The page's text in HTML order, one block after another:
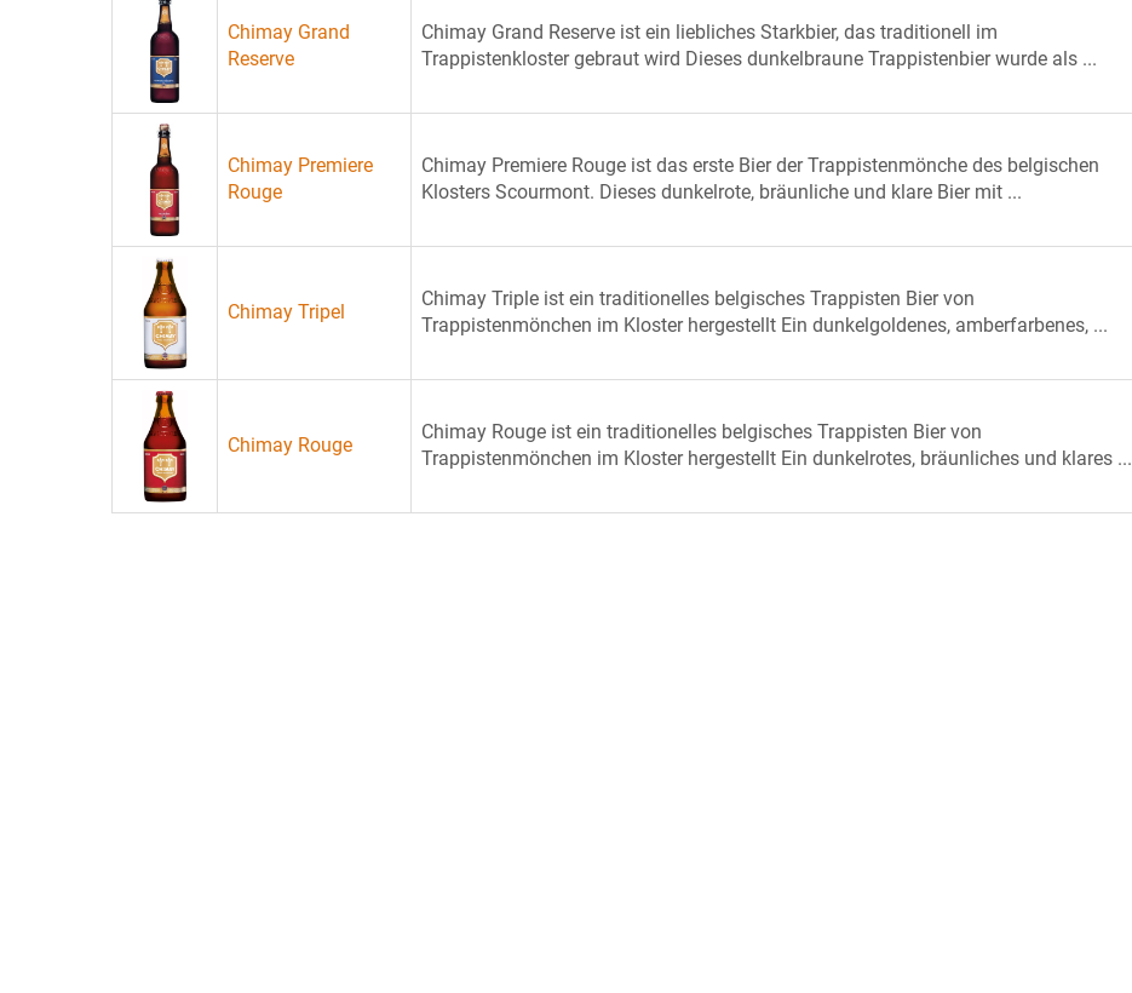
Chimay Grand
Reserve
Chimay Grand Reserve ist ein liebliches Starkbier, das traditionell im
Trappistenkloster gebraut wird Dieses dunkelbraune Trappistenbier wurde als ...
Chimay Premiere
Rouge
Chimay Premiere Rouge ist das erste Bier der Trappistenmönche des belgischen
Klosters Scourmont. Dieses dunkelrote, bräunliche und klare Bier mit ...
Chimay Tripel
Chimay Triple ist ein traditionelles belgisches Trappisten Bier von
Trappistenmönchen im Kloster hergestellt Ein dunkelgoldenes, amberfarbenes, ...
Chimay Rouge
Chimay Rouge ist ein traditionelles belgisches Trappisten Bier von
Trappistenmönchen im Kloster hergestellt Ein dunkelrotes, bräunliches und klares ...